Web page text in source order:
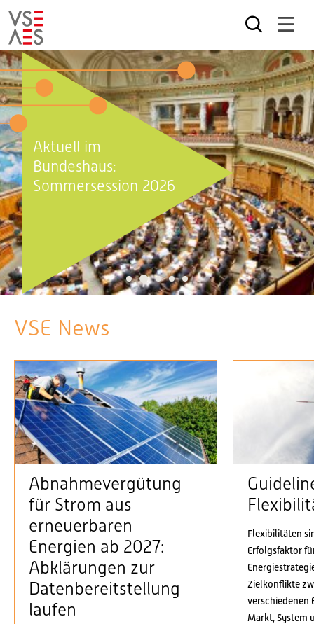
Direkt
zum
Inhalt
Aktuell im
Bundeshaus:
Sommersession 2026
1 2 3 4 5
VSE News
Abnahmevergütung
für Strom aus
erneuerbaren
Energien ab 2027:
Abklärungen zur
Datenbereitstellung
laufen
Flexibilitäten
Erfolgsfaktor
Zielkonflikte
verschiedenen
Markt, System